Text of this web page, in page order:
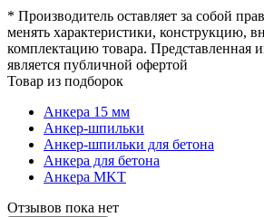
* Производитель оставляет за собой
менять характеристики, конструкцию,
комплектацию товара. Представленная
является публичной офертой
Товар из подборок
Анкера 15 мм
Анкер-шпильки
Анкер-шпильки для бетона
Анкера для бетона
Анкера MKT
Отзывов пока нет